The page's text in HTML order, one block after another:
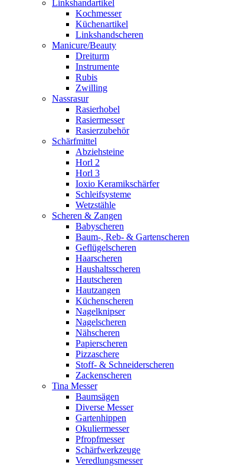
Linkshandartikel
Kochmesser
Küchenartikel
Linkshandscheren
Manicure/Beauty
Dreiturm
Instrumente
Rubis
Zwilling
Nassrasur
Rasierhobel
Rasiermesser
Rasierzubehör
Schärfmittel
Abziehsteine
Horl 2
Horl 3
Ioxio Keramikschärfer
Schleifsysteme
Wetzstähle
Scheren & Zangen
Babyscheren
Baum-, Reb- & Gartenscheren
Geflügelscheren
Haarscheren
Haushaltsscheren
Hautscheren
Hautzangen
Küchenscheren
Nagelknipser
Nagelscheren
Nähscheren
Papierscheren
Pizzaschere
Stoff- & Schneiderscheren
Zackenscheren
Tina Messer
Baumsägen
Diverse Messer
Gartenhippen
Okuliermesser
Pfropfmesser
Schärfwerkzeuge
Veredlungsmesser